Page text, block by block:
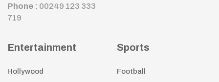
Phone : 00249 123 333
719
Entertainment
Hollywood
Sports
Football